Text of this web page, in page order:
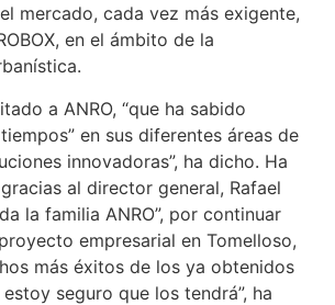
mercado, cada vez más exigente,
en el ámbito de la
a ANRO, “que ha sabido
en sus diferentes áreas de
innovadoras”, ha dicho. Ha
al director general, Rafael
la familia ANRO”, por continuar
empresarial en Tomelloso,
más éxitos de los ya obtenidos
seguro que los tendrá”, ha